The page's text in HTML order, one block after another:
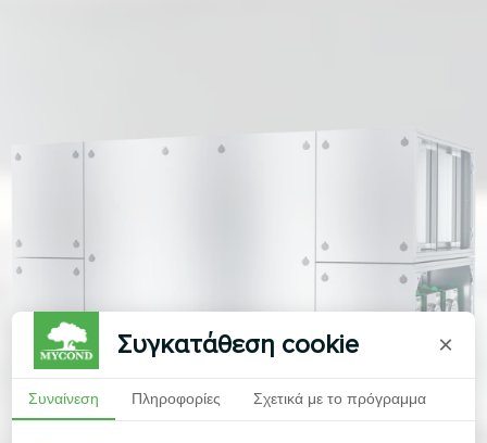
Συγκατάθεση cookie ×
Συναίνεση Πληροφορίες Σχετικά με το πρόγραμμα